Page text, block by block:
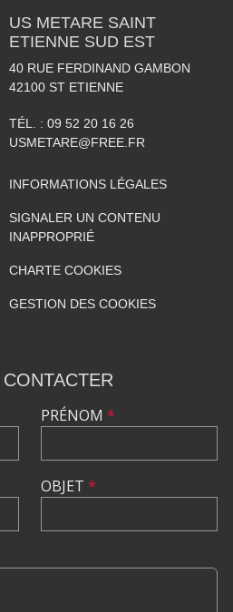
US METARE SAINT
ETIENNE SUD EST
40 RUE FERDINAND GAMBON
42100 ST ETIENNE
TÉL. : 09 52 20 16 26
USMETARE@FREE.FR
INFORMATIONS LÉGALES
SIGNALER UN CONTENU
INAPPROPRIÉ
CHARTE COOKIES
GESTION DES COOKIES
PRÉNOM *
OBJET *